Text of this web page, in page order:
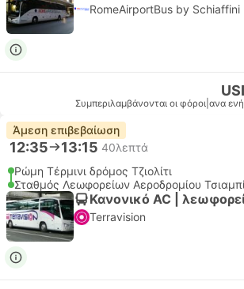
RomeAirportBus by Schiaffini
Συμπεριλαμβάνονται οι φόροι ανα
Άμεση επιβεβαίωση
12:35 13:15 40λεπτά
Ρώμη Τέρμινι δρόμος Τζιολίτι
Σταθμός Λεωφορείων Αεροδρομίου
Κανονικό AC |
Terravision